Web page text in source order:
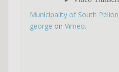
Municipality of South Pelion
george on Vimeo.